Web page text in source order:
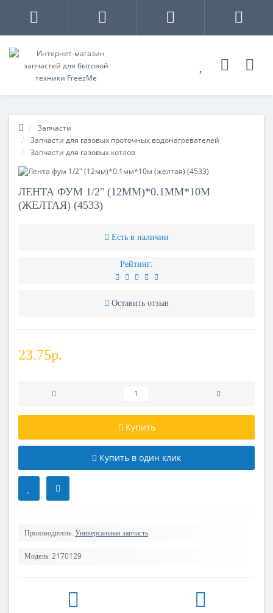
Запчасти
Запчасти для газовых проточных водонагревателей
Запчасти для газовых котлов
ЛЕНТА ФУМ 1/2" (12ММ)*0.1ММ*10М
(ЖЕЛТАЯ) (4533)
Есть в наличии
Рейтинг:
Оставить отзыв
23.75р.
Купить
Купить в один клик
Производитель: Универсальная запчасть
Модель: 2170129